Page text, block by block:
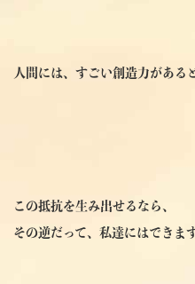
人間には、すごい創造力がある
この抵抗を生み出せるなら、
その逆だって、私達にはできます